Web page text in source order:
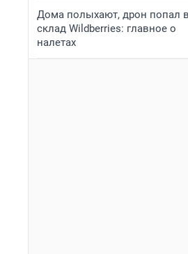
Дома полыхают, дрон попал в
склад Wildberries: главное о
налетах